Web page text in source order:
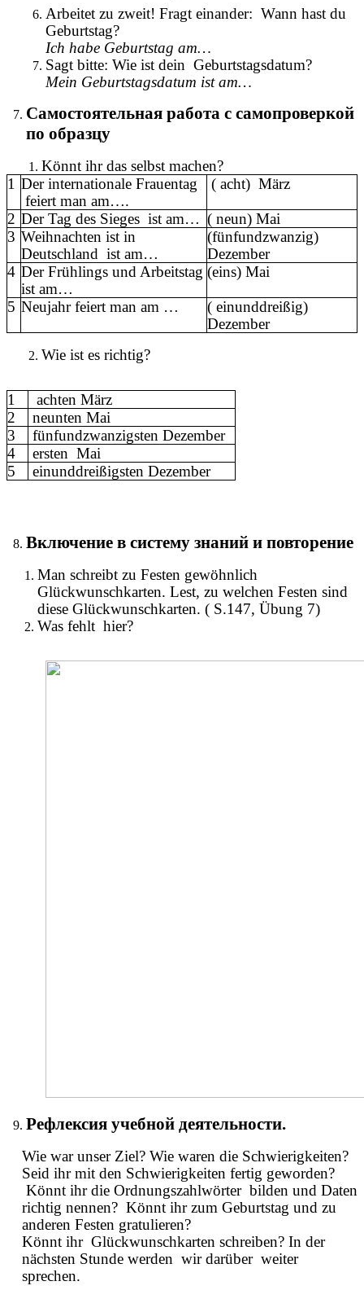
Arbeitet zu zweit! Fragt einander: Wann hast du
Geburtstag?
Ich habe Geburtstag am…
Sagt bitte: Wie ist dein Geburtstagsdatum?
Mein Geburtstagsdatum ist am…
Самостоятельная работа с самопроверкой
по образцу
Könnt ihr das selbst machen?
1 Der internationale Frauentag
feiert man am….
( acht) März
2 Der Tag des Sieges ist am… ( neun) Mai
3 Weihnachten ist in
Deutschland ist am…
(fünfundzwanzig)
Dezember
4 Der Frühlings und Arbeitstag
ist am…
(eins) Mai
5 Neujahr feiert man am …
( einunddreißig)
Dezember
Wie ist es richtig?
1
achten März
2
neunten Mai
3
fünfundzwanzigsten Dezember
4
ersten Mai
5
einunddreißigsten Dezember
Включение в систему знаний и повторение
Man schreibt zu Festen gewöhnlich
Glückwunschkarten. Lest, zu welchen Festen sind
diese Glückwunschkarten. ( S.147, Übung 7)
Was fehlt hier?
Рефлексия учебной деятельности.
Wie war unser Ziel? Wie waren die Schwierigkeiten?
Seid ihr mit den Schwierigkeiten fertig geworden?
Könnt ihr die Ordnungszahlwörter bilden und Daten
richtig nennen? Könnt ihr zum Geburtstag und zu
anderen Festen gratulieren?
Könnt ihr Glückwunschkarten schreiben? In der
nächsten Stunde werden wir darüber weiter
sprechen.